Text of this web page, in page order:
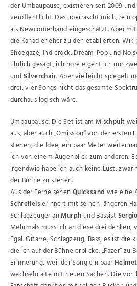
der Umbaupause, existieren seit 2009
veröffentlicht. Das überrascht mich, rein
als Newcomerband eingeschätzt. Aber
die Kanadier eher zu den etablierten.
Shoegaze, Indierock, Dream-Pop und
Ehrlich gesagt, ich höre eigentlich nur
undSilverchair. Aber vielleicht spiegelt
drei, vier Songs nicht das gesamte
durchaus logisch wäre.
Umbaupause. Die Setlist am Mischpult
aus, aber auch „Omission“ von der ersten
stehen, die Idee, ein paar Meter weiter
ich von einem Augenblick zum anderen.
irgendwie habe ich auch keine Lust, zwar
der Bühne zu stehen.
Aus der Ferne sehenQuicksand wie eine
Schreifelserinnert mit seinen längeren
Schlagzeuger anMurph und Bassist
Mehrmals muss ich an diese drei denken,
Egal. Gitarre, Schlagzeug, Bass; es ist die
die ich auf der Bühne erblicke. „Fazer“ zu
Erinnerung, weil der Song ein paar Helmet
wechseln alte mit neuen Sachen. Die vor